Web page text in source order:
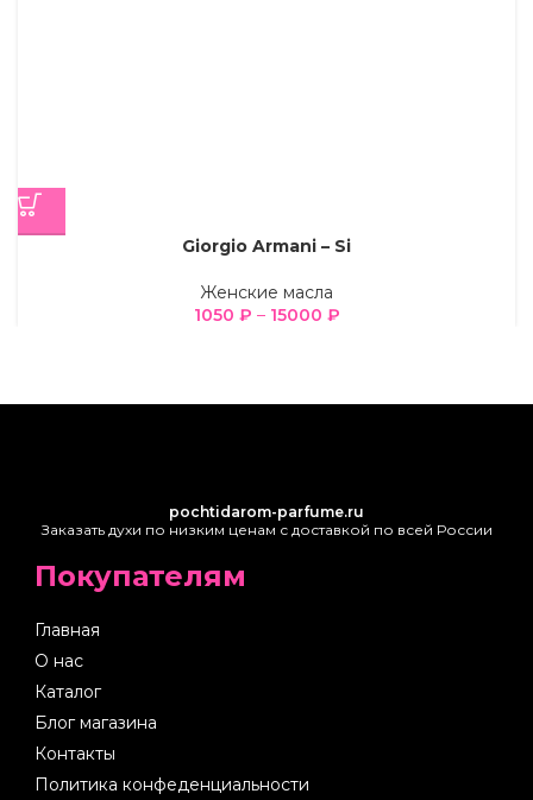
Giorgio Armani – Si
Женские масла
1050 ₽ – 15000 ₽
pochtidarom-parfume.ru
Заказать духи по низким ценам с доставкой по всей России
Покупателям
Главная
О нас
Каталог
Блог магазина
Контакты
Политика конфеденциальности